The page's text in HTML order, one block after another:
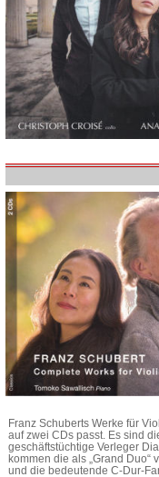
Franz Schuberts Werke für
auf zwei CDs passt. Es sind
geschäftstüchtige Verleger
kommen die als „Grand Duo“
und die bedeutende C-Dur-